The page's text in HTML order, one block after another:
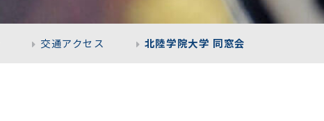
交通アクセス 北陸学院大学 同窓会